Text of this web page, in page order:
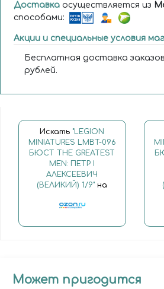
Доставка осуществляется из
способами:
Акции и специальные условия
Бесплатная доставка
рублей.
Искать "LEGION
MINIATURES LMBT-096
БЮСТ THE GREATEST
MEN: ПЕТР I
АЛЕКСЕЕВИЧ
(ВЕЛИКИЙ) 1/9" на
Может пригодится